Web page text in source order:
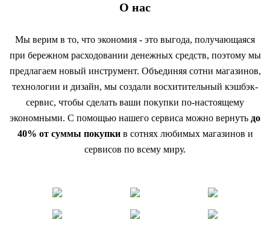
О нас
Мы верим в то, что экономия - это выгода, получающаяся
при бережном расходовании денежных средств, поэтому мы
предлагаем новый инструмент. Объединяя сотни магазинов,
технологии и дизайн, мы создали восхитительный кэшбэк-
сервис, чтобы сделать ваши покупки по-настоящему
экономными. С помощью нашего сервиса можно вернуть до
40% от суммы покупкив сотнях любимых магазинов и
сервисов по всему миру.